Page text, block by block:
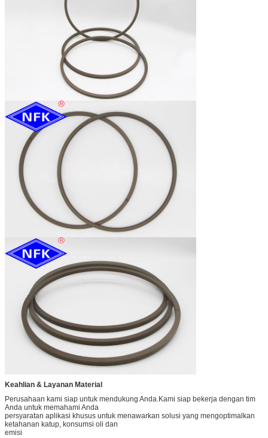
Keahlian & Layanan Material
Perusahaan kami siap untuk mendukung Anda.Kami siap bekerja dengan tim
Anda untuk memahami Anda
persyaratan aplikasi khusus untuk menawarkan solusi yang mengoptimalkan
ketahanan katup, konsumsi oli dan
emisi